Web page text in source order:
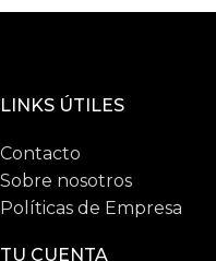
LINKS ÚTILES
Contacto
Sobre nosotros
Políticas de Empresa
TU CUENTA